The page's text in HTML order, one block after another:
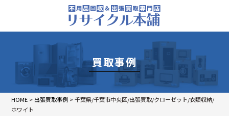
買取事例
HOME > 出張買取事例 >千葉県/千葉市中央区/出張買取/クローゼット/衣類収納/
ホワイト